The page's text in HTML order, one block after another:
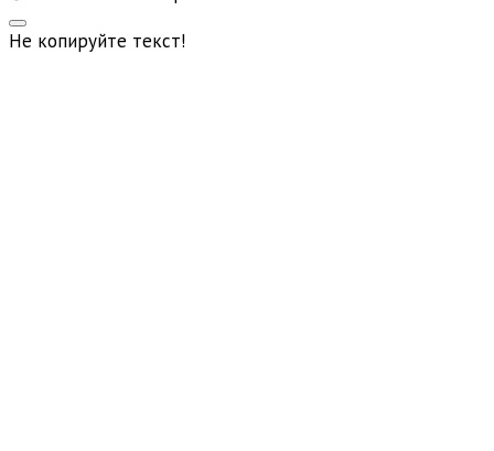
Не копируйте текст!